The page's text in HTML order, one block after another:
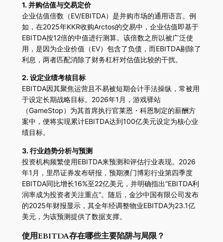
1. 并购估值与交易定价
企业估值倍数（EV/EBITDA）是并购市场的通用语言。例
如，在2025年KKR收购Arctos的交易中，企业估值即基于
EBITDA按12倍的中值进行测算。该倍数之所以被广泛使
用，是因为企业价值（EV）包含了负债，而EBITDA剔除了
利息，两者匹配消除了财务杠杆对估值比较的干扰。
2. 设定业绩考核目标
EBITDA因其聚焦运营且不易被短期会计手法操纵，常被用
于设定长期战略目标。2026年1月，游戏驿站
（GameStop）为其首席执行官莱恩・科恩制定的薪酬方
案中，便将实现累计EBITDA达到100亿美元设定为核心业
绩目标。
3. 行业趋势分析与预测
投资机构频繁使用EBITDA来预测和评估行业表现。2026
年1月，里昂证券发布研报，预期澳门博彩行业第四季度
EBITDA同比增长16%至22亿美元，并明确指出“EBITDA利
润率成为投资者关注重点”。随后，金沙中国有限公司发布
的2025年财报显示，其全年经调整物业EBITDA为23.1亿
美元，为该预测提供了数据支撑。
使用EBITDA存在哪些主要陷阱与局限？